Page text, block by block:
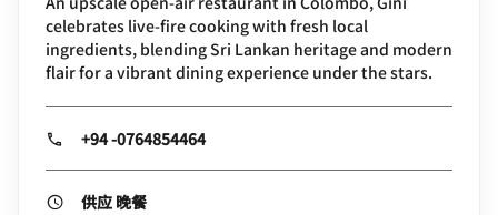
celebrates live‑fire cooking with fresh local
ingredients, blending Sri Lankan heritage and modern
flair for a vibrant dining experience under the stars.
+94 -0764854464
供应 晚餐